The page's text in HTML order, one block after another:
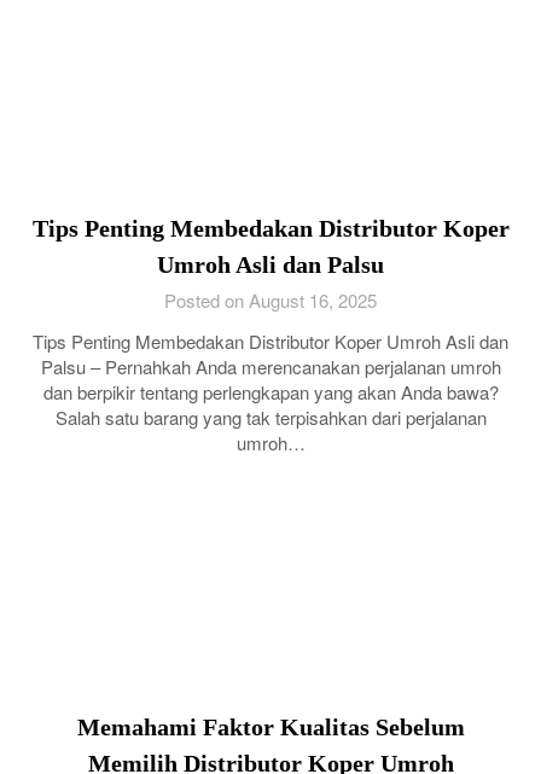
Tips Penting Membedakan Distributor Koper
Umroh Asli dan Palsu
Posted on August 16, 2025
Tips Penting Membedakan Distributor Koper Umroh Asli dan
Palsu – Pernahkah Anda merencanakan perjalanan umroh
dan berpikir tentang perlengkapan yang akan Anda bawa?
Salah satu barang yang tak terpisahkan dari perjalanan
umroh…
Memahami Faktor Kualitas Sebelum
Memilih Distributor Koper Umroh